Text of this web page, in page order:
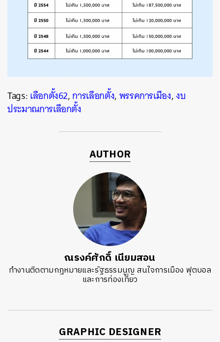
Tags:เลือกตั้ง62,การเลือกตั้ง,พรรคการเมือง,งบ
ประมาณการเลือกตั้ง
AUTHOR
ณรงค์ศักดิ์ เนียมสอน
ทำงานติดตามกฎหมายและรัฐธรรมนูญ สนใจการเมือง ฟุตบอล
และการท่องเที่ยว
GRAPHIC DESIGNER